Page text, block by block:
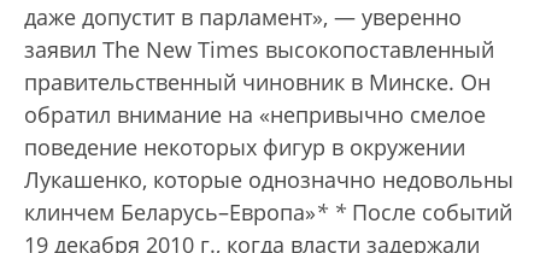
даже допустит в парламент», — уверенно
заявил The New Times высокопоставленный
правительственный чиновник в Минске. Он
обратил внимание на «непривычно смелое
поведение некоторых фигур в окружении
Лукашенко, которые однозначно недовольны
клинчем Беларусь–Европа»* * После событий
19 декабря 2010 г., когда власти задержали